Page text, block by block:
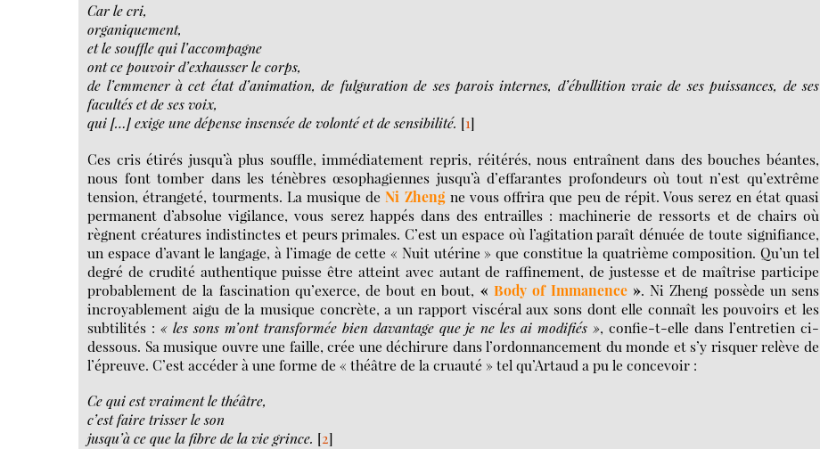
Car le cri,
organiquement,
et le souffle qui l’accompagne
ont ce pouvoir d’exhausser le corps,
de l’emmener à cet état d’animation, de fulguration de ses parois internes, d’ébullition vraie de ses puissances, de ses
facultés et de ses voix,
qui […] exige une dépense insensée de volonté et de sensibilité. [1]
Ces cris étirés jusqu’à plus souffle, immédiatement repris, réitérés, nous entraînent dans des bouches béantes,
nous font tomber dans les ténèbres œsophagiennes jusqu’à d’effarantes profondeurs où tout n’est qu’extrême
tension, étrangeté, tourments. La musique deNi Zheng ne vous offrira que peu de répit. Vous serez en état quasi
permanent d’absolue vigilance, vous serez happés dans des entrailles : machinerie de ressorts et de chairs où
règnent créatures indistinctes et peurs primales. C’est un espace où l’agitation paraît dénuée de toute signifiance,
un espace d’avant le langage, à l’image de cette « Nuit utérine » que constitue la quatrième composition. Qu’un tel
degré de crudité authentique puisse être atteint avec autant de raffinement, de justesse et de maîtrise participe
probablement de la fascination qu’exerce, de bout en bout, « Body of Immanence». Ni Zheng possède un sens
incroyablement aigu de la musique concrète, a un rapport viscéral aux sons dont elle connaît les pouvoirs et les
subtilités :« les sons m’ont transformée bien davantage que je ne les ai modifiés », confie-t-elle dans l’entretien ci-
dessous. Sa musique ouvre une faille, crée une déchirure dans l’ordonnancement du monde et s’y risquer relève de
l’épreuve. C’est accéder à une forme de « théâtre de la cruauté » tel qu’Artaud a pu le concevoir :
Ce qui est vraiment le théâtre,
c’est faire trisser le son
jusqu’à ce que la fibre de la vie grince. [2]